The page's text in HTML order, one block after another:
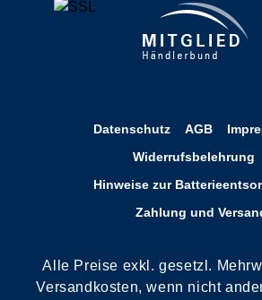
Datenschutz AGB
Widerrufsbelehrung
Hinweise zur
Zahlung und
Alle Preise exkl. gesetzl.
Versandkosten, wenn nicht